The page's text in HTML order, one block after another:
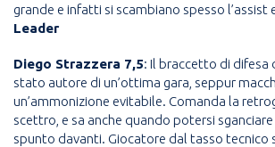
grande e infatti si scambiano spesso l’assist
Leader
Diego Strazzera 7,5: Il braccetto di difesa
stato autore di un’ottima gara, seppur
un’ammonizione evitabile. Comanda la
scettro, e sa anche quando potersi
spunto davanti. Giocatore dal tasso tecnico